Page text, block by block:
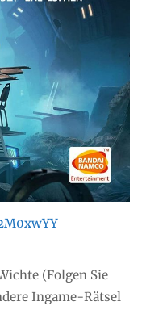
(Folgen Sie
Ingame-Rätsel